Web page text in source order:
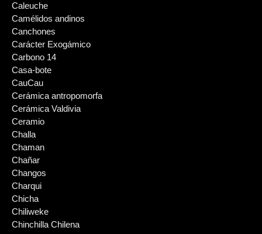
Caleuche
Camélidos andinos
Canchones
Carácter Exogámico
Carbono 14
Casa-bote
CauCau
Cerámica antropomorfa
Cerámica Valdivia
Ceramio
Challa
Chaman
Chañar
Changos
Charqui
Chicha
Chiliweke
Chinchilla Chilena